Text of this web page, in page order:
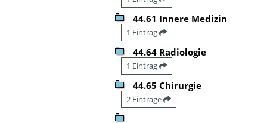
44.61 Innere Medizin
1 Eintrag
44.64 Radiologie
1 Eintrag
44.65 Chirurgie
2 Einträge